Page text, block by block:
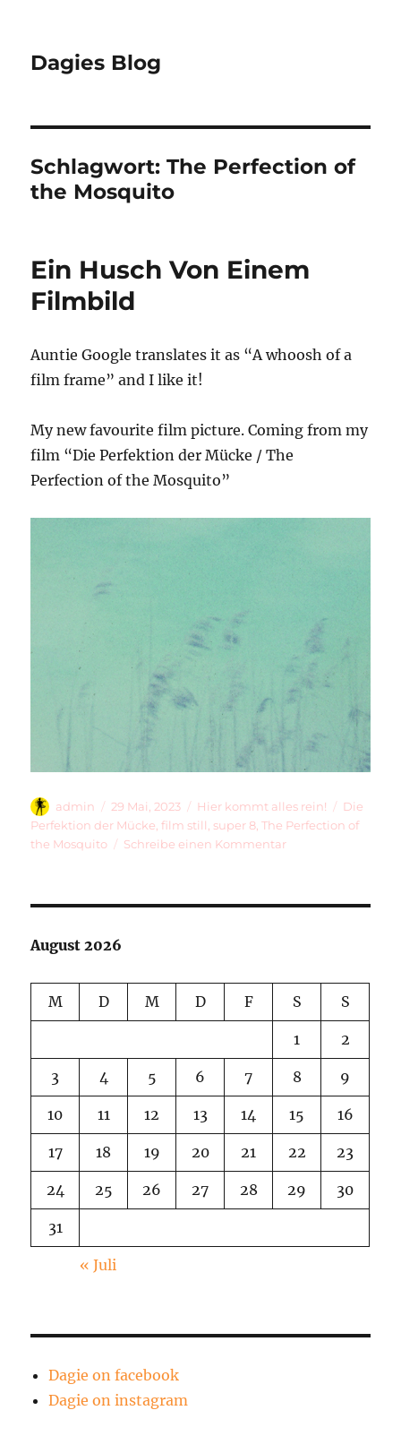
Dagies Blog
Schlagwort:The Perfection of
the Mosquito
Ein Husch Von Einem
Filmbild
Auntie Google translates it as “A whoosh of a
film frame” and I like it!
My new favourite film picture. Coming from my
film “Die Perfektion der Mücke / The
Perfection of the Mosquito”
Autor
admin
Veröffentlicht
am
29 Mai, 2023 Kategorien
Hier kommt alles rein!
Die
Perfektion der Mücke,film still, super 8,The Perfection of
the Mosquito
Schreibe einen Kommentarzu
August 2026
M D M D F S S
1 2
3 4 5 6 7 8 9
10 11 12 13 14 15 16
17 18 19 20 21 22 23
24 25 26 27 28 29 30
31
« Juli
Dagie on facebook
Dagie on instagram